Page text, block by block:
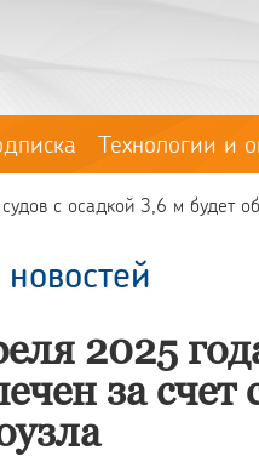
Технологии и
с осадкой 3,6 м будет
2025
за счет